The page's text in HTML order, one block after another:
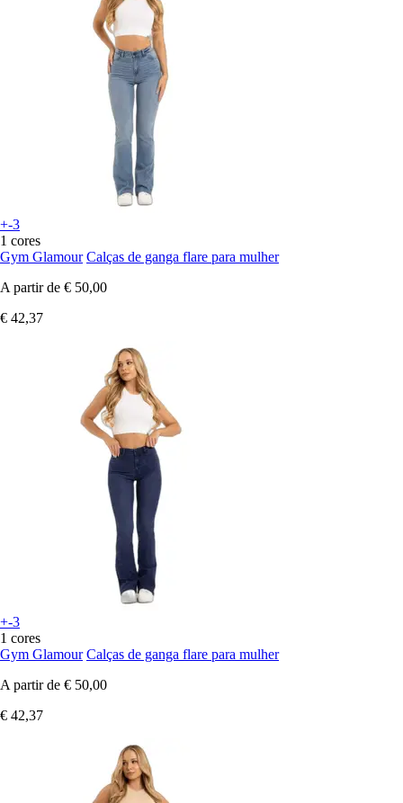
+-3
1 cores
Gym Glamour Calças de ganga flare para mulher
A partir de € 50,00
€ 42,37
+-3
1 cores
Gym Glamour Calças de ganga flare para mulher
A partir de € 50,00
€ 42,37